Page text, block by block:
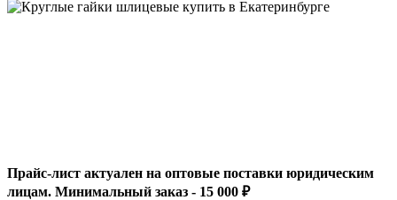
Прайс-лист актуален на оптовые поставки юридическим
лицам. Минимальный заказ - 15 000 ₽